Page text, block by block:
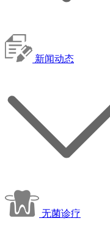
新闻动态
无菌诊疗